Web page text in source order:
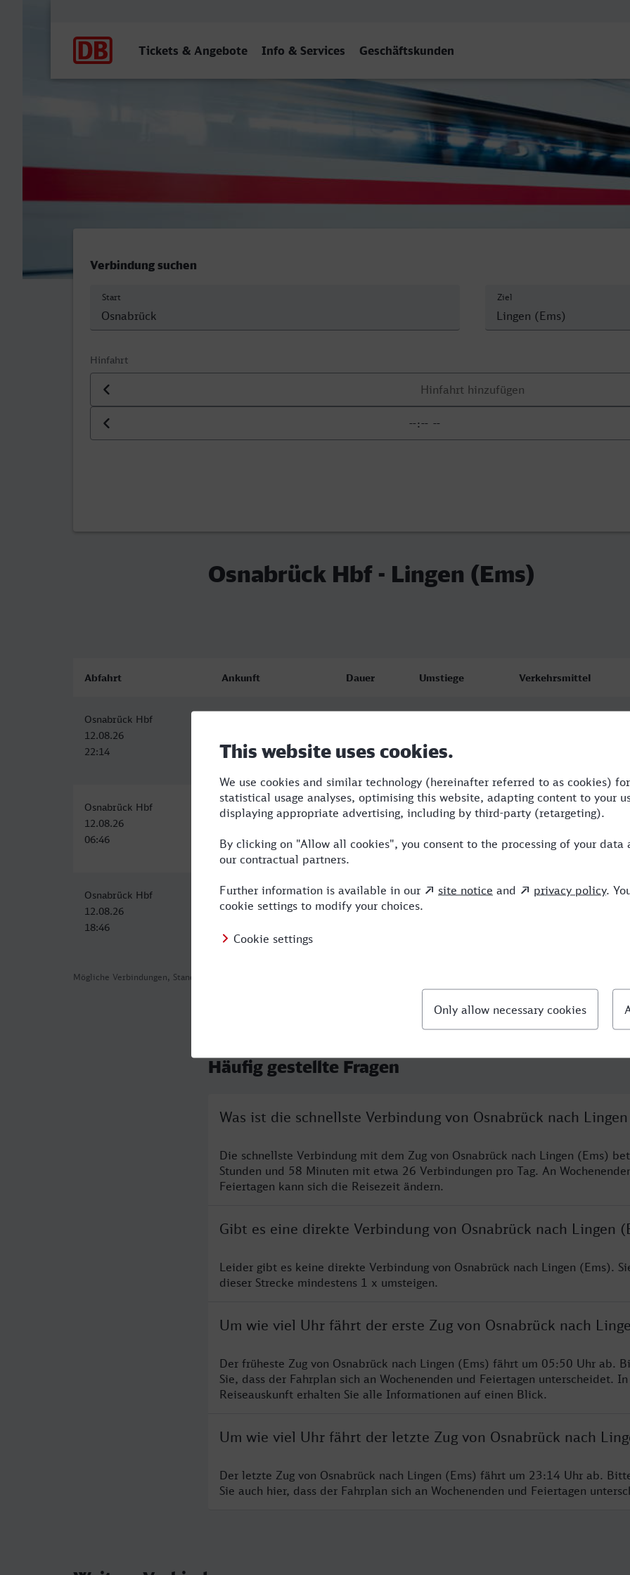
Tickets & Angebote Info & Services Geschäftskunden
Osnabrück Hbf - Lingen (Ems)
Verbindung suchen
Start Ziel
Hinfahrt
Datum der Hinfahrt
Uhrzeit der Hinfahrt
Osnabrück Hbf - Lingen (Ems)
Mögliche Verbindungen, Stand: 2026-07-29 10:05
Abfahrt Ankunft Dauer Umstiege Verkehrsmittel
Osnabrück Hbf
12.08.26
22:14
23:12
Osnabrück Hbf
12.08.26
06:46
Lingen (Ems)
12.08.26
07:54
1:08 1 WFB
Osnabrück Hbf
12.08.26
18:46
Lingen (Ems)
12.08.26
1:08 1 WFB
Häufig gestellte Fragen
Was ist die schnellste Verbindung von Osnabrück nach Lingen
Die schnellste Verbindung mit dem Zug von Osnabrück nach Lingen (Ems)
Stunden und 58 Minuten mit etwa 26 Verbindungen pro Tag. An
Feiertagen kann sich die Reisezeit ändern.
Gibt es eine direkte Verbindung von Osnabrück nach Lingen
Leider gibt es keine direkte Verbindung von Osnabrück nach Lingen (Ems).
dieser Strecke mindestens 1 x umsteigen.
Um wie viel Uhr fährt der erste Zug von Osnabrück nach
Der früheste Zug von Osnabrück nach Lingen (Ems) fährt um 05:50 Uhr ab.
Sie, dass der Fahrplan sich an Wochenenden und Feiertagen unterscheidet.
Reiseauskunft erhalten Sie alle Informationen auf einen Blick.
Um wie viel Uhr fährt der letzte Zug von Osnabrück nach
Der letzte Zug von Osnabrück nach Lingen (Ems) fährt um 23:14 Uhr ab.
Sie auch hier, dass der Fahrplan sich an Wochenenden und Feiertagen